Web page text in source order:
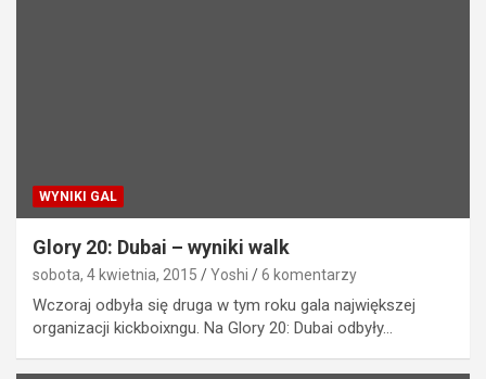
WYNIKI GAL
Glory 20: Dubai – wyniki walk
sobota, 4 kwietnia, 2015 Yoshi 6 komentarzy
Wczoraj odbyła się druga w tym roku gala największej
organizacji kickboixngu. Na Glory 20: Dubai odbyły…